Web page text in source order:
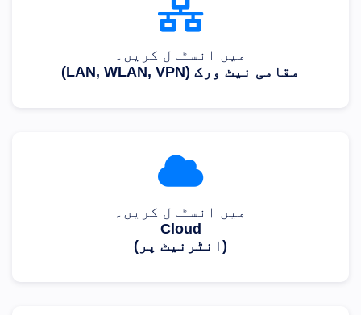
میں انسٹال کریں۔
مقامی نیٹ ورک (LAN, WLAN, VPN)
میں انسٹال کریں۔
Cloud
(انٹرنیٹ پر)